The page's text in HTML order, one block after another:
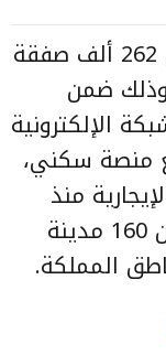
” أكثر من 262 ألف صفقة
وذلك ضمن
الإلكترونية
مع منصة سكني،
منذ
إطلاقه، وذلك بعد تضمينه أكثر من 160 مدينة
المملكة.